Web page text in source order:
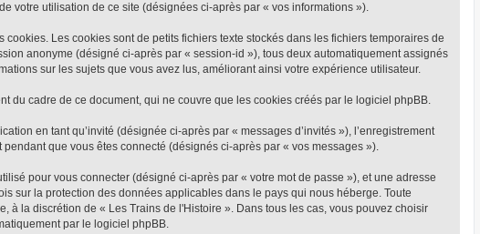
votre utilisation de ce site (désignées ci-après par « vos informations »).
Les cookies sont de petits fichiers texte stockés dans les fichiers temporaires de
anonyme (désigné ci-après par « session-id »), tous deux automatiquement assignés
sur les sujets que vous avez lus, améliorant ainsi votre expérience utilisateur.
du cadre de ce document, qui ne couvre que les cookies créés par le logiciel phpBB.
en tant qu’invité (désignée ci-après par « messages d’invités »), l’enregistrement
que vous êtes connecté (désignés ci-après par « vos messages »).
pour vous connecter (désigné ci-après par « votre mot de passe »), et une adresse
sur la protection des données applicables dans le pays qui nous héberge. Toute
à la discrétion de « Les Trains de l'Histoire ». Dans tous les cas, vous pouvez choisir
par le logiciel phpBB.